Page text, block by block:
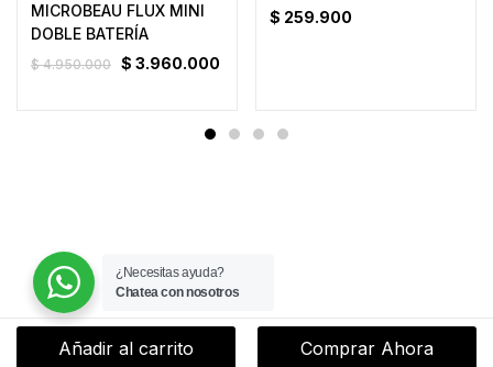
Añadir al carrito Comprar Ahora
MICROBEAU FLUX MINI
DOBLE BATERÍA
$4.950.000 $ 3.960.000
$ 259.900
¿Necesitas ayuda?
Chatea con nosotros